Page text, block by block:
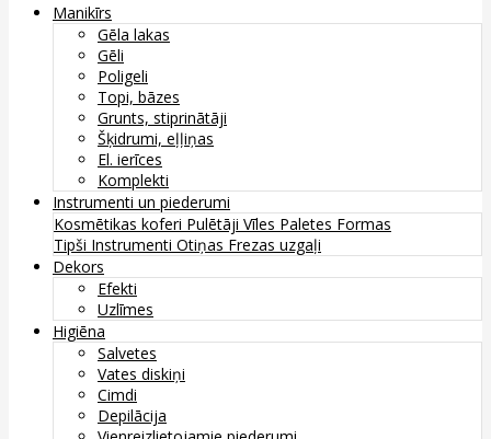
Manikīrs
Gēla lakas
Gēli
Poligeli
Topi, bāzes
Grunts, stiprinātāji
Šķidrumi, eļļiņas
El. ierīces
Komplekti
Instrumenti un piederumi
Kosmētikas koferi Pulētāji Vīles Paletes Formas
Tipši Instrumenti Otiņas Frezas uzgaļi
Dekors
Efekti
Uzlīmes
Higiēna
Salvetes
Vates diskiņi
Cimdi
Depilācija